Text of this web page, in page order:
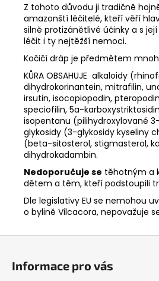
Z tohoto důvodu ji tradičně
amazonští léčitelé, kteří věří
silně protizánětlivé účinky a s
léčit i ty nejtěžší nemoci.
Kočičí dráp je předmětem
KŮRA OBSAHUJE alkaloidy
dihydrokorinantein, mitrafilin,
irsutin, isocopiopodin,
speciofilin, 5a-
isopentanu (pilihydroxylované
glykosidy (3-glykosidy kyseliny
(beta-sitosterol, stigmasterol,
dihydrokadambin.
Nedoporučuje se těhotným a
dětem a těm, kteří podstoupili
Dle legislativy EU se nemohou
o bylině Vilcacora, nepovažuje
Informace pro vás